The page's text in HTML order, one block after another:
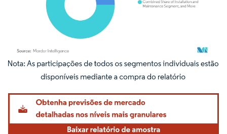
Imagem © Mordor Intelligence. O reuso requer atribuição conforme CC BY 4.0.